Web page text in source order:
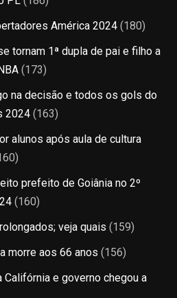
América 2024 (180)
tornam 1ª dupla de pai e filho a
(173)
na decisão e todos os gols do
2024 (163)
alunos após aula de cultura
prefeito de Goiânia no 2º
(160)
veja quais (159)
morre aos 66 anos (156)
Califórnia e governo chegou a